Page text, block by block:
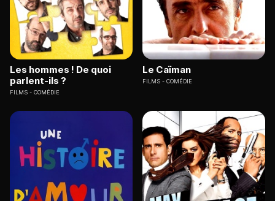
Les hommes ! De quoi
parlent-ils ?
FILMS COMÉDIE
Le Caïman
FILMS COMÉDIE